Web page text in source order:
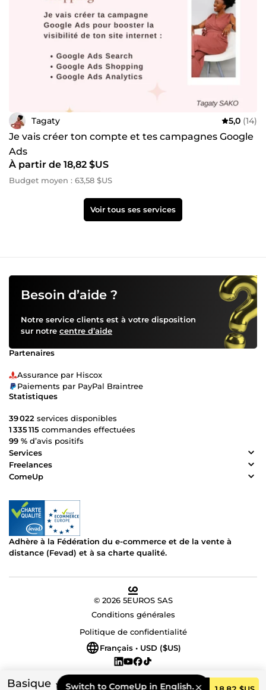
Basique
Tagaty 5,0 (14)
Je vais créer ton compte et tes campagnes Google
Ads
À partir de 18,82 $US
Budget moyen : 63,58 $US
Voir tous ses services
Switch to ComeUp in English.
Besoin d’aide ?
Notre service clients est à votre disposition
sur notre centre d’aide
Partenaires
Assurance par Hiscox
Paiements par PayPal Braintree
Statistiques
39 022 services disponibles
1 335 115 commandes effectuées
99 % d’avis positifs
Services
Freelances
ComeUp
Adhère à la Fédération du e-commerce et de la vente à
distance (Fevad) et à sa charte qualité.
© 2026 5EUROS SAS
Conditions générales
Politique de confidentialité
Français • USD ($US)